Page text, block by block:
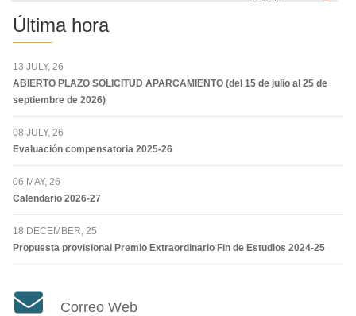
Última hora
13 JULY, 26
ABIERTO PLAZO SOLICITUD APARCAMIENTO (del 15 de julio al 25 de
septiembre de 2026)
08 JULY, 26
Evaluación compensatoria 2025-26
06 MAY, 26
Calendario 2026-27
18 DECEMBER, 25
Propuesta provisional Premio Extraordinario Fin de Estudios 2024-25
Correo Web